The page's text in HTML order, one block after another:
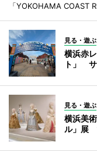
「YOKOHAMA COAST
見る・遊ぶ
横浜赤
ト」
見る・遊ぶ
横浜美
ル」展